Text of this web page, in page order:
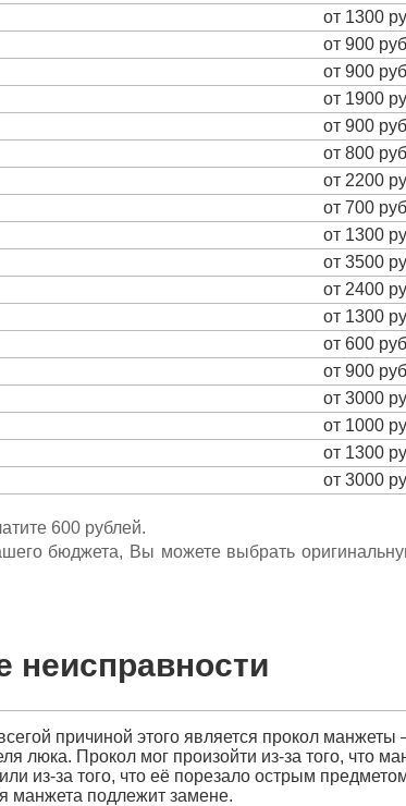
от 1300
от 900
от 900
от 1900
от 900
от 800
от 2200
от 700
от 1300
от 3500
от 2400
от 1300
от 600
от 900
от 3000
от 1000
от 1300
от 3000
600 рублей.
бюджета, Вы можете выбрать
неисправности
причиной этого является прокол манжеты
люка. Прокол мог произойти из-за того, что
из-за того, что её порезало острым
манжета подлежит замене.